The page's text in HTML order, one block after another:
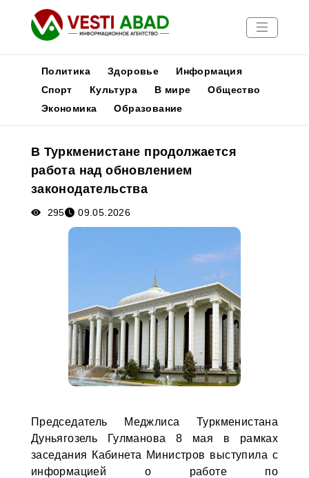
Новости
Медиа
Афиша
Политика Здоровье
Информация
Спорт
Культура В мире
Общество
Экономика
Образование
В Туркменистане продолжается
работа над обновлением
законодательства
295 09.05.2026
Председатель Меджлиса Туркменистана
Дуньягозель Гулманова 8 мая в рамках
заседания Кабинета Министров выступила с
информацией о работе по